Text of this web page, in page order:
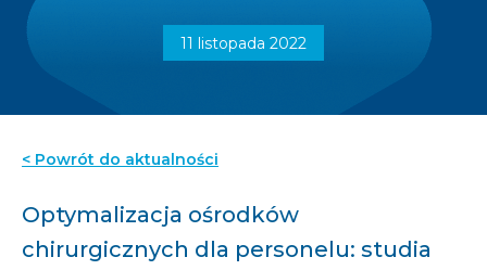
11 listopada 2022
< Powrót do aktualności
Optymalizacja ośrodków
chirurgicznych dla personelu: studia